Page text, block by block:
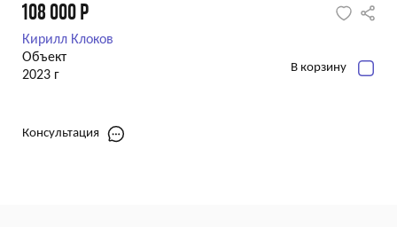
108 000 Р
Кирилл Клоков
Объект
2023 г
В корзину
Консультация